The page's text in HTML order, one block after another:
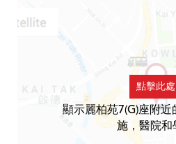
點擊此處
顯示麗柏苑7(G)座附
施，醫院和